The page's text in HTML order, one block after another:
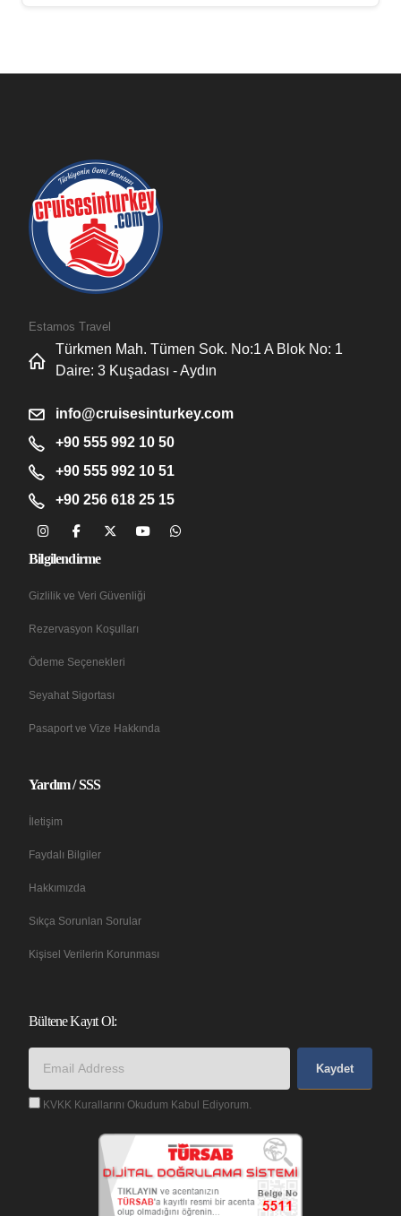
Estamos Travel
Türkmen Mah. Tümen Sok. No:1 A Blok No: 1
Daire: 3 Kuşadası - Aydın
info@cruisesinturkey.com
+90 555 992 10 50
+90 555 992 10 51
+90 256 618 25 15
Bilgilendirme
Gizlilik ve Veri Güvenliği
Rezervasyon Koşulları
Ödeme Seçenekleri
Seyahat Sigortası
Pasaport ve Vize Hakkında
Yardım / SSS
İletişim
Faydalı Bilgiler
Hakkımızda
Sıkça Sorunlan Sorular
Kişisel Verilerin Korunması
Bültene Kayıt Ol:
Kaydet
KVKK Kurallarını Okudum Kabul Ediyorum.